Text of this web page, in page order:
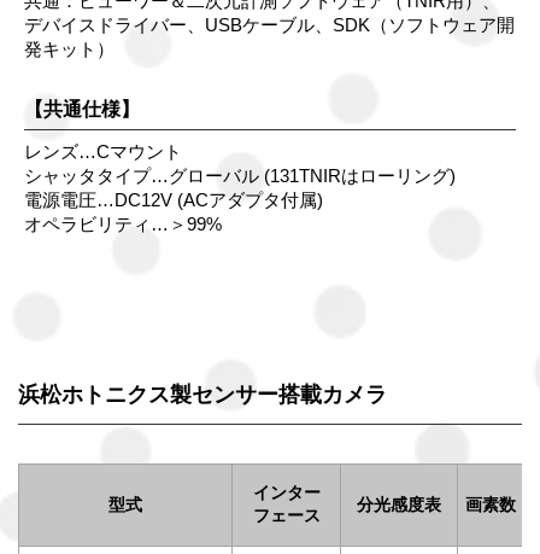
デバイスドライバー、USBケーブル、SDK（ソフトウェア開
発キット）
【共通仕様】
レンズ…Cマウント
シャッタタイプ…グローバル (131TNIRはローリング)
電源電圧…DC12V (ACアダプタ付属)
オペラビリティ…＞99%
浜松ホトニクス製センサー搭載カメラ
型式
インター
フェース
分光感度表 画素数